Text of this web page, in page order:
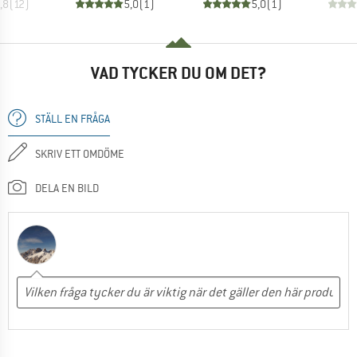
12 5,0 1 5,0 1
VAD TYCKER DU OM DET?
STÄLL EN FRÅGA
SKRIV ETT OMDÖME
DELA EN BILD